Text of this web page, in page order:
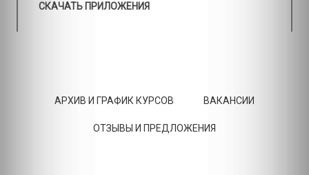
СКАЧАТЬ ПРИЛОЖЕНИЯ
АРХИВ И ГРАФИК КУРСОВ ВАКАНСИИ
ОТЗЫВЫ И ПРЕДЛОЖЕНИЯ